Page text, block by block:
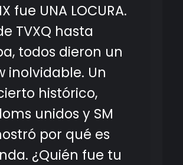
fue UNA LOCURA.
TVXQ hasta
todos dieron un
inolvidable. Un
histórico,
unidos y SM
por qué es
¿Quién fue tu